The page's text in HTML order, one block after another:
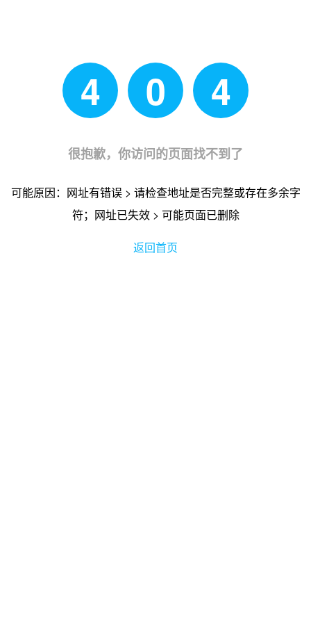
4 0 4
很抱歉，你访问的页面找不到了
可能原因：网址有错误 > 请检查地址是否完整或存在多余字
符；网址已失效 > 可能页面已删除
返回首页